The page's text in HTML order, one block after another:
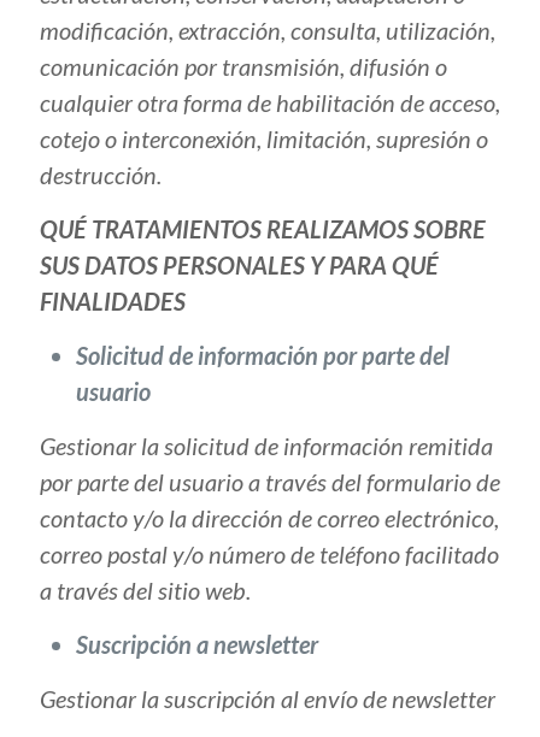
modificación, extracción, consulta, utilización,
comunicación por transmisión, difusión o
cualquier otra forma de habilitación de acceso,
cotejo o interconexión, limitación, supresión o
destrucción.
QUÉ TRATAMIENTOS REALIZAMOS SOBRE
SUS DATOS PERSONALES Y PARA QUÉ
FINALIDADES
Solicitud de información por parte del
usuario
Gestionar la solicitud de información remitida
por parte del usuario a través del formulario de
contacto y/o la dirección de correo electrónico,
correo postal y/o número de teléfono facilitado
a través del sitio web.
Suscripción a newsletter
Gestionar la suscripción al envío de newsletter